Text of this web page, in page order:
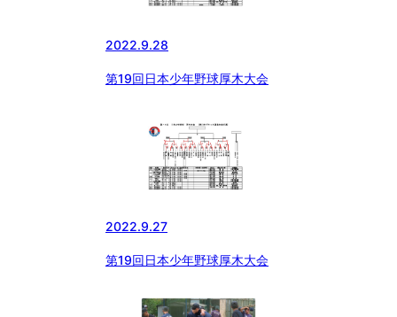
2022.9.28
第19回日本少年野球厚木大会
2022.9.27
第19回日本少年野球厚木大会